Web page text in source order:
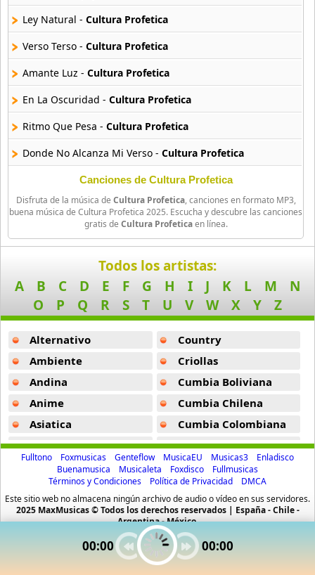
Shaggy
19 músicas online
Shamanes
31 músicas online
Sizzla
31 músicas online
Skinhead Moonstonp
3 músicas online
The Expanders
12 músicas online
Zona Ganjah
48 músicas online
00:00 00:00
Ley Natural - Cultura Profetica
Verso Terso - Cultura Profetica
Amante Luz - Cultura Profetica
En La Oscuridad - Cultura Profetica
Ritmo Que Pesa - Cultura Profetica
Donde No Alcanza Mi Verso - Cultura Profetica
Hasta La Noche (Ilegal) -Cultura Profetica
Caracoles -Cultura Profetica
Population Disorder -
Cultura Profetica
Llevame -
Cultura Profetica
Yavida -Cultura Profetica
De Antes -Cultura Profetica
La Espera -Cultura Profetica
Canto En La Prision -
Cultura Profetica
Le Da Igual -Cultura Profetica
Love And Happiness -Cultura Profetica
Rimas Pa Seducir - Cultura Profetica
Cultura Profetica
Musica Sin Tiempo -Cultura Profetica
Canciones de Cultura Profetica
Disfruta de la música de Cultura Profetica, canciones en formato MP3,
buena música de Cultura Profetica 2025. Escucha y descubre las canciones
gratis de Cultura Profeticaen línea.
Todos los artistas:
A
B C D E F G H I J K L M
N
O
P Q R S T U V W X Y Z
Alternativo
Ambiente
Andina
Anime
Asiatica
Atevip
Bachatas
Baladas
Baladas De Oro
Country
Criollas
Cumbia Boliviana
Cumbia Chilena
Cumbia Colombiana
Cumbia Ecuatoriana
Cumbia Mexicana
Cumbia Pop
Cumbia Surena
Cumbias
CumbiaSur
Fulltono Foxmusicas Genteflow MusicaEU Musicas3
Enladisco
Buenamusica
Musicaleta Foxdisco
Fullmusicas
Términos y Condiciones
Política de Privacidad
DMCA
Este sitio web no almacena ningún archivo de audio o vídeo en sus servidores.
2025 MaxMusicas © Todos los derechos reservados | España - Chile -
Argentina - México.